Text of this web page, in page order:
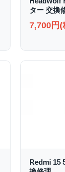
ター 交換
7,700円(
Redmi 15